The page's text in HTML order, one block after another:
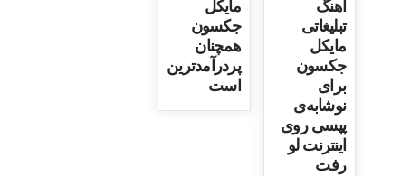
آهنگ
تبلیغاتی
مایکل
جکسون
برای
نوشابه‌ی
پپسی روی
اینترنت لو
رفت
مایکل
جکسون
همچنان
پردرآمدترین
است